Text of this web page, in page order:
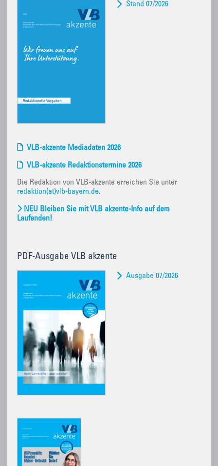
Stand 07/2026
VLB-akzente Mediadaten 2026
VLB-akzente Redaktionstermine 2026
Die Redaktion von VLB-akzente erreichen Sie unter
redaktion(at)vlb-bayern.de.
NEU Bleiben Sie mit VLB akzente-Info auf dem
Laufenden!
PDF-Ausgabe VLB akzente
Ausgabe 07/2026